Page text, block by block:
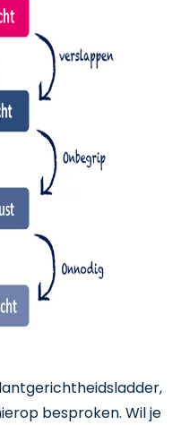
besproken. Wil je